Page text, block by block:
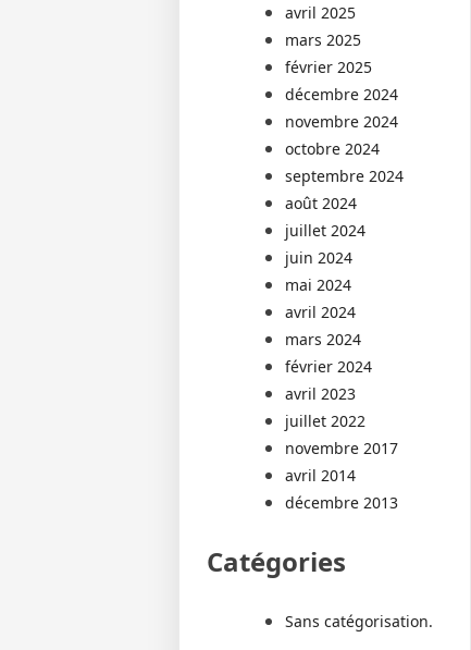
avril 2025
mars 2025
février 2025
décembre 2024
novembre 2024
octobre 2024
septembre 2024
août 2024
juillet 2024
juin 2024
mai 2024
avril 2024
mars 2024
février 2024
avril 2023
juillet 2022
novembre 2017
avril 2014
décembre 2013
Catégories
Sans catégorisation.